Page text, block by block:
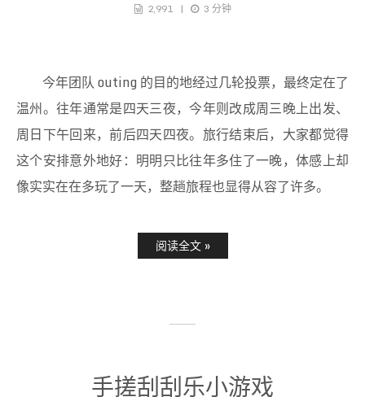
2,991
3 分钟
今年团队 outing 的目的地经过几轮投票，最终定在了
温州。往年通常是四天三夜，今年则改成周三晚上出发、
周日下午回来，前后四天四夜。旅行结束后，大家都觉得
这个安排意外地好：明明只比往年多住了一晚，体感上却
像实实在在多玩了一天，整趟旅程也显得从容了许多。
阅读全文 »
手搓刮刮乐小游戏